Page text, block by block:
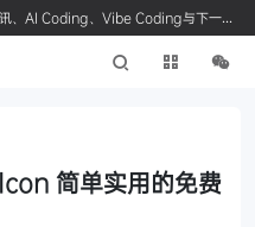
、AI Coding、Vibe Coding与下一代
简单实用的免费